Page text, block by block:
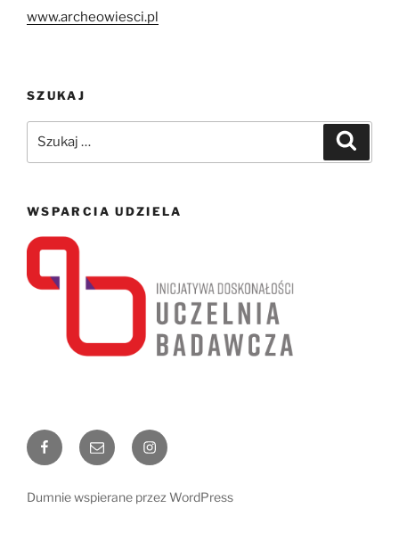
www.archeowiesci.pl
SZUKAJ
WSPARCIA UDZIELA
FacebookEmail Instagram
Dumnie wspierane przez WordPress